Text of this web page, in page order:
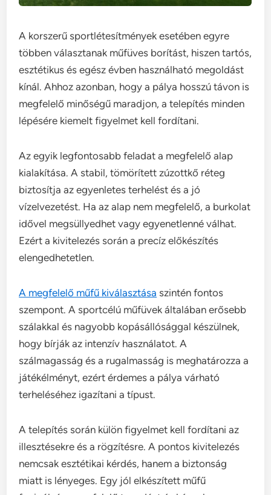
A korszerű sportlétesítmények esetében egyre
többen választanak műfüves borítást, hiszen tartós,
esztétikus és egész évben használható megoldást
kínál. Ahhoz azonban, hogy a pálya hosszú távon is
megfelelő minőségű maradjon, a telepítés minden
lépésére kiemelt figyelmet kell fordítani.
Az egyik legfontosabb feladat a megfelelő alap
kialakítása. A stabil, tömörített zúzottkő réteg
biztosítja az egyenletes terhelést és a jó
vízelvezetést. Ha az alap nem megfelelő, a burkolat
idővel megsüllyedhet vagy egyenetlenné válhat.
Ezért a kivitelezés során a precíz előkészítés
elengedhetetlen.
A megfelelő műfű kiválasztása szintén fontos
szempont. A sportcélú műfüvek általában erősebb
szálakkal és nagyobb kopásállósággal készülnek,
hogy bírják az intenzív használatot. A
szálmagasság és a rugalmasság is meghatározza a
játékélményt, ezért érdemes a pálya várható
terheléséhez igazítani a típust.
A telepítés során külön figyelmet kell fordítani az
illesztésekre és a rögzítésre. A pontos kivitelezés
nemcsak esztétikai kérdés, hanem a biztonság
miatt is lényeges. Egy jól elkészített műfű